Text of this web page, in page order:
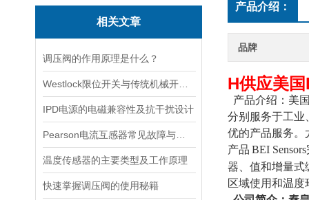
相关文章
调压阀的作用原理是什么？
IPD电源的电磁兼容性及抗干扰设计
温度传感器的主要类型及工作原理
快速掌握调压阀的使用秘籍
产品介绍：
品牌
H供应美国
产品介绍： 美
分别服务于工业
优的产品服务。
产品 BEI
器、值和增量式
区域使用和温